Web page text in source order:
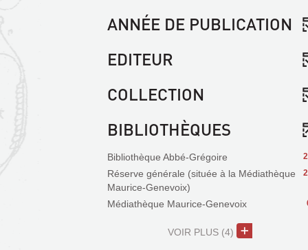
ANNÉE DE PUBLICATION
EDITEUR
COLLECTION
BIBLIOTHÈQUES
Bibliothèque Abbé-Grégoire
Réserve générale (située à la Médiathèque
Maurice-Genevoix)
Médiathèque Maurice-Genevoix
VOIR PLUS (4)